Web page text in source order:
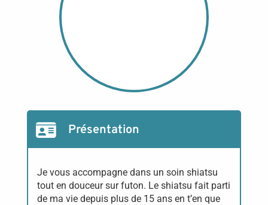
Présentation
Je vous accompagne dans un soin shiatsu
tout en douceur sur futon. Le shiatsu fait parti
de ma vie depuis plus de 15 ans en t’en que